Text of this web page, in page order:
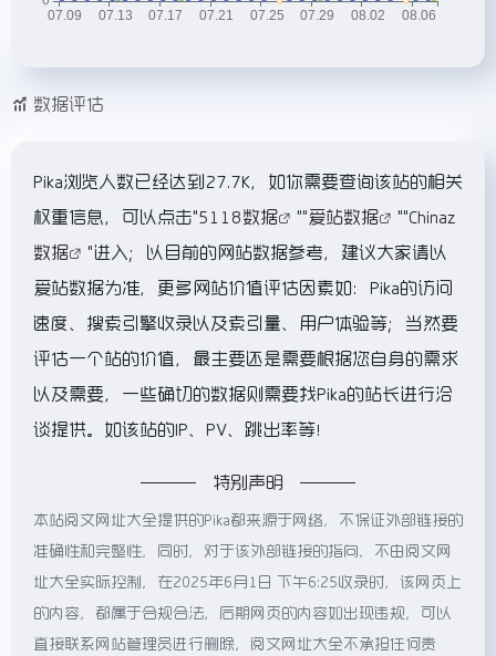
数据评估
Pika浏览人数已经达到27.7K，如你需要查询该站的相关
权重信息，可以点击"5118数据 ""爱站数据 ""Chinaz
数据
"进入；以目前的网站数据参考，建议大家请以
爱站数据为准，更多网站价值评估因素如：Pika的访问
速度、搜索引擎收录以及索引量、用户体验等；当然要
评估一个站的价值，最主要还是需要根据您自身的需求
以及需要，一些确切的数据则需要找Pika的站长进行洽
谈提供。如该站的IP、PV、跳出率等！
特别声明
本站阅文网址大全提供的Pika都来源于网络，不保证外部链接的
准确性和完整性，同时，对于该外部链接的指向，不由阅文网
址大全实际控制，在2025年6月1日 下午6:25收录时，该网页上
的内容，都属于合规合法，后期网页的内容如出现违规，可以
直接联系网站管理员进行删除，阅文网址大全不承担任何责